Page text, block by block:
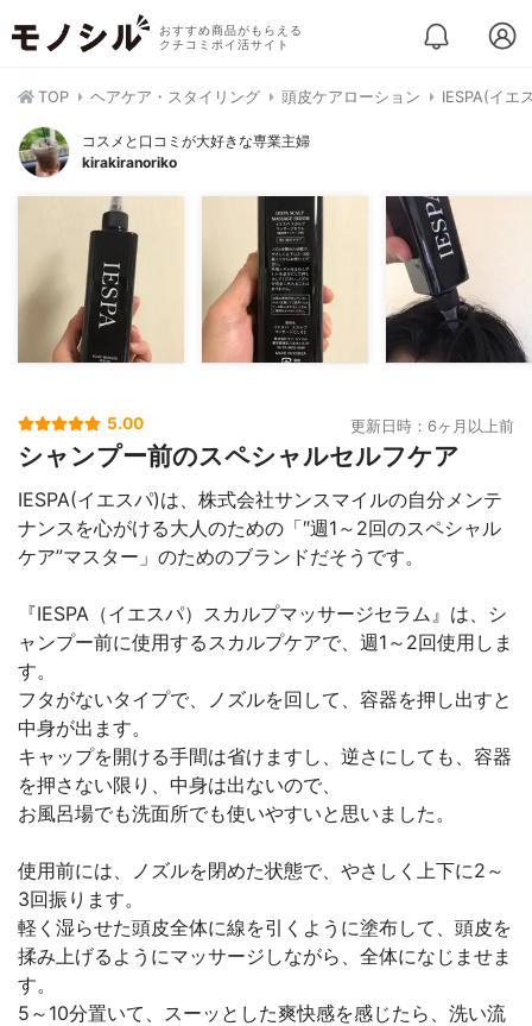
おすすめ商品がもらえる
クチコミポイ活サイト
TOP ヘアケア・スタイリング 頭皮ケアローション IESPA(イエ
コスメと口コミが大好きな専業主婦
kirakiranoriko
5.00 更新日時：6ヶ月以上前
シャンプー前のスペシャルセルフケア
IESPA(イエスパ)は、株式会社サンスマイルの自分メンテ
ナンスを心がける大人のための「″週1～2回のスペシャル
ケア”マスター」のためのブランドだそうです。
『IESPA（イエスパ）スカルプマッサージセラム』は、シ
ャンプー前に使用するスカルプケアで、週1～2回使用しま
す。
フタがないタイプで、ノズルを回して、容器を押し出すと
中身が出ます。
キャップを開ける手間は省けますし、逆さにしても、容器
を押さない限り、中身は出ないので、
お風呂場でも洗面所でも使いやすいと思いました。
使用前には、ノズルを閉めた状態で、やさしく上下に2～
3回振ります。
軽く湿らせた頭皮全体に線を引くように塗布して、頭皮を
揉み上げるようにマッサージしながら、全体になじませま
す。
5～10分置いて、スーッとした爽快感を感じたら、洗い流